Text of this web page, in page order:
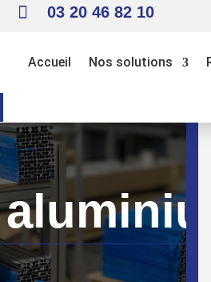
 03 20 46 82 10
Accueil Nos solutions